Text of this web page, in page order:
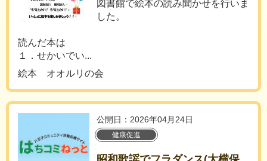
図書館で絵本の読み聞かせを行いま
した。
読んだ本は
１．せかいでい...
絵本 オオルリの会
公開日：2026年04月24日
健康促進